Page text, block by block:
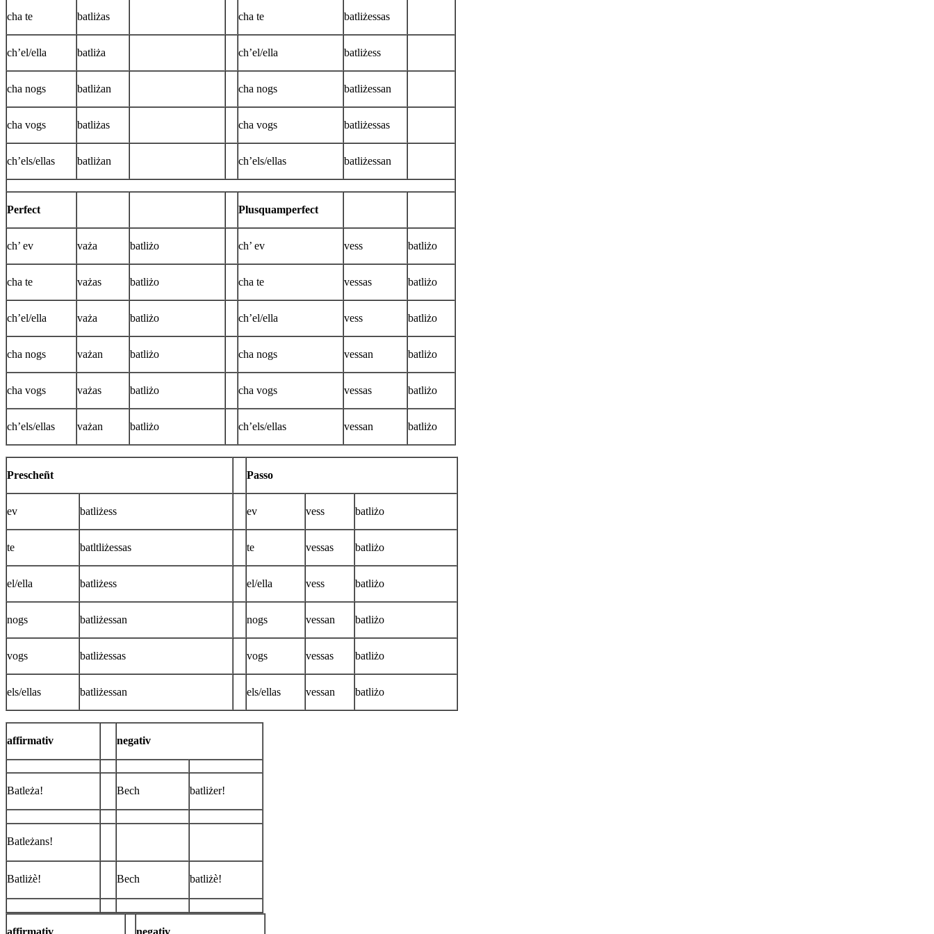
cha te batliżas cha te batliżessas
ch’el/ella batliża ch’el/ella batliżess
cha nogs batliżan cha nogs batliżessan
cha vogs batliżas cha vogs batliżessas
ch’els/ellas batliżan ch’els/ellas batliżessan
Perfect Plusquamperfect
ch’ ev vaża batliżo ch’ ev vess batliżo
cha te vażas batliżo cha te vessas batliżo
ch’el/ella vaża batliżo ch’el/ella vess batliżo
cha nogs vażan batliżo cha nogs vessan batliżo
cha vogs vażas batliżo cha vogs vessas batliżo
ch’els/ellas vażan batliżo ch’els/ellas vessan batliżo
Prescheñt Passo
ev batliżess ev vess batliżo
te batltliżessas te vessas batliżo
el/ella batliżess el/ella vess batliżo
nogs batliżessan nogs vessan batliżo
vogs batliżessas vogs vessas batliżo
els/ellas batliżessan els/ellas vessan batliżo
affirmativ negativ
Batleża! Bech batliżer!
Batleżans!
Batliżè! Bech batliżè!
affirmativ negativ